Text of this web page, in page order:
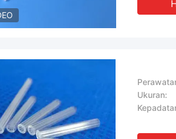
Ukuran: